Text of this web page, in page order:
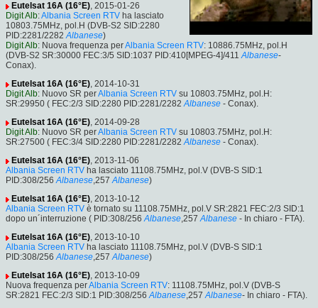
Eutelsat 16A (16°E), 2015-01-26
Digit Alb:Albania Screen RTV ha lasciato
10803.75MHz, pol.H (DVB-S2 SID:2280
PID:2281/2282 Albanese)
Digit Alb: Nuova frequenza perAlbania Screen RTV: 10886.75MHz, pol.H
(DVB-S2 SR:30000 FEC:3/5 SID:1037 PID:410[MPEG-4]/411 Albanese-
Conax).
Eutelsat 16A (16°E), 2014-10-31
Digit Alb: Nuovo SR perAlbania Screen RTV su 10803.75MHz, pol.H:
SR:29950 ( FEC:2/3 SID:2280 PID:2281/2282 Albanese - Conax).
Eutelsat 16A (16°E), 2014-09-28
Digit Alb: Nuovo SR perAlbania Screen RTV su 10803.75MHz, pol.H:
SR:27500 ( FEC:3/4 SID:2280 PID:2281/2282 Albanese - Conax).
Eutelsat 16A (16°E), 2013-11-06
Albania Screen RTV ha lasciato 11108.75MHz, pol.V (DVB-S SID:1
PID:308/256 Albanese,257 Albanese)
Eutelsat 16A (16°E), 2013-10-12
Albania Screen RTV è tornato su 11108.75MHz, pol.V SR:2821 FEC:2/3 SID:1
dopo un´interruzione ( PID:308/256 Albanese,257 Albanese - In chiaro - FTA).
Eutelsat 16A (16°E), 2013-10-10
Albania Screen RTV ha lasciato 11108.75MHz, pol.V (DVB-S SID:1
PID:308/256 Albanese,257 Albanese)
Eutelsat 16A (16°E), 2013-10-09
Nuova frequenza perAlbania Screen RTV: 11108.75MHz, pol.V (DVB-S
SR:2821 FEC:2/3 SID:1 PID:308/256 Albanese,257 Albanese- In chiaro - FTA).